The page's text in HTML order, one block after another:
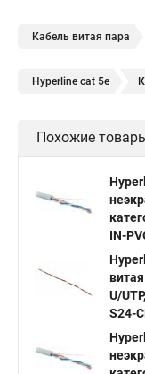
Кабель витая пара
Hyperline cat 5e
Hyperline cat
Витая пара уличная
Витая пара utp 5e
Кабель витая пара
Ftp 4 cat 5e Hyperline
Витая пара utp 1
Витая пара cu
Похожие
IN-
U/
S24-